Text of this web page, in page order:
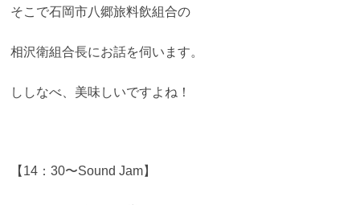
そこで石岡市八郷旅料飲組合の
相沢衛組合長にお話を伺います。
ししなべ、美味しいですよね！
【14：30〜Sound Jam】